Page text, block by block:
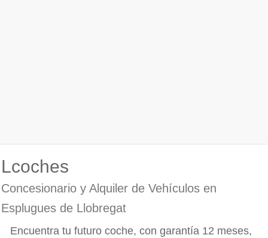
Lcoches
Concesionario y Alquiler de Vehículos en
Esplugues de Llobregat
Encuentra tu futuro coche, con garantía 12 meses,